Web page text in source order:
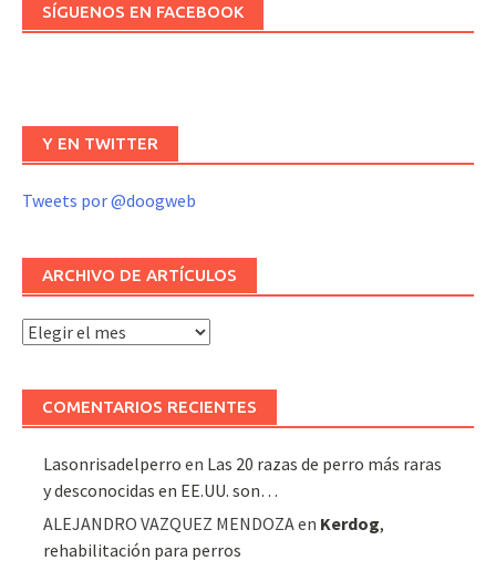
SÍGUENOS EN FACEBOOK
Y EN TWITTER
Tweets por @doogweb
ARCHIVO DE ARTÍCULOS
Archivo
COMENTARIOS RECIENTES
Lasonrisadelperro en Las 20 razas de perro más raras
y desconocidas en EE.UU. son…
ALEJANDRO VAZQUEZ MENDOZAen Kerdog,
rehabilitación para perros